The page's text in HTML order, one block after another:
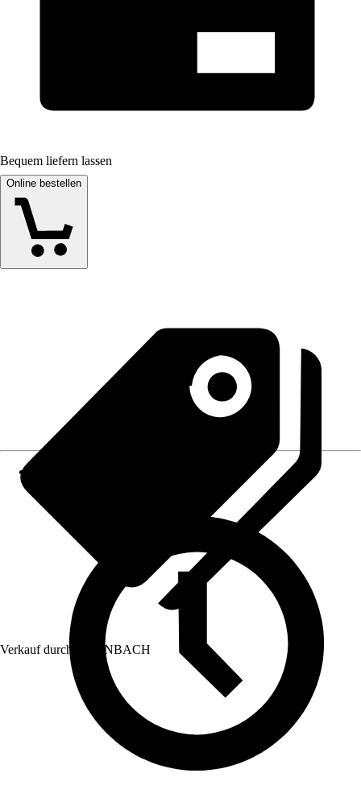
Bequem liefern lassen
Online bestellen
Verkauf durch: HORNBACH